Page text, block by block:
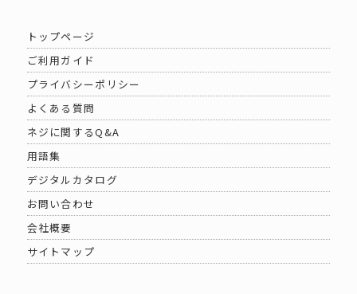
トップページ
ご利用ガイド
プライバシーポリシー
よくある質問
ネジに関するQ&A
用語集
デジタルカタログ
お問い合わせ
会社概要
サイトマップ